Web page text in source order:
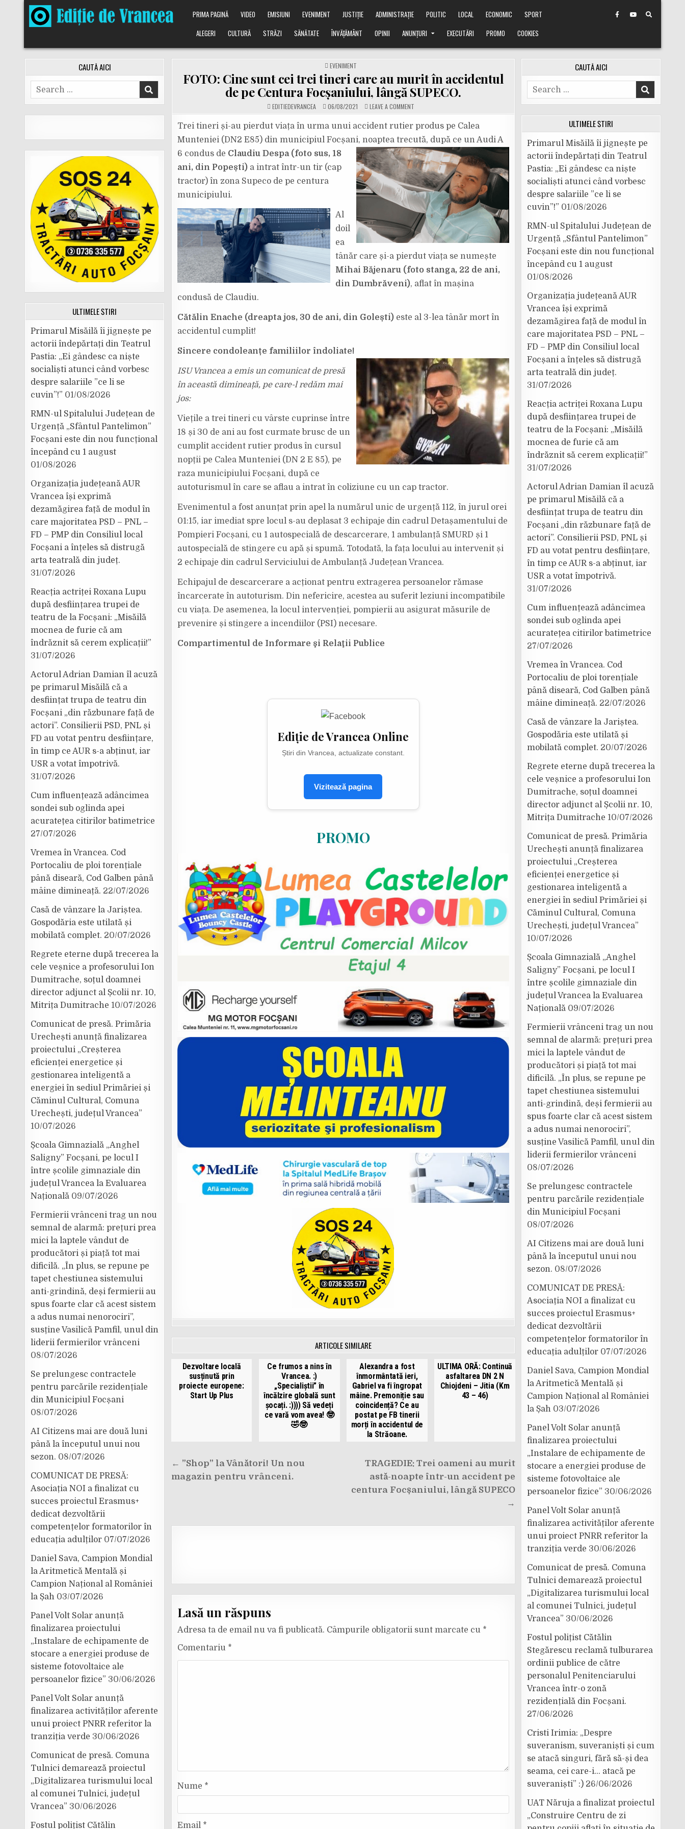
PRIMA PAGINĂ VIDEO EMISIUNI EVENIMENT JUSTIȚIE ADMINISTRAȚIE POLITIC LOCAL ECONOMIC
SPORT
ALEGERI
CULTURĂ STRĂZI SĂNĂTATE ÎNVĂȚĂMÂNT OPINII ANUNȚURI EXECUTĂRI PROMO COOKIES
POSTED
IN
EVENIMENT
FOTO: Cine sunt cei trei tineri care au murit în accidentul
de pe Centura Focșaniului, lângă SUPECO.
EDITIEDEVRANCEA 06/08/2021 LEAVE A COMMENTON
FOTO:
SUNT
CEI
TREI
TINERI
CARE
AU
MURIT
ÎN
ACCIDENTUL
DE
PE
CENTURA
FOCȘANIULUI,
LÂNGĂ
SUPECO.
Trei tineri și-au pierdut viața în urma unui accident rutier produs pe Calea
Munteniei (DN2 E85) din municipiul Focșani, noaptea trecută, după ce un Audi A
6 condus de Claudiu Despa (foto sus, 18
ani, din Popești)a intrat într-un tir (cap
tractor) în zona Supeco de pe centura
municipiului.
Al
doil
ea
tânăr care și-a pierdut viața se numește
Mihai Băjenaru (foto stanga, 22 de ani,
din Dumbrăveni), aflat în mașina
condusă de Claudiu.
Cătălin Enache (dreapta jos, 30 de ani, din Golești)este al 3-lea tânăr mort în
accidentul cumplit!
Sincere condoleanțe familiilor îndoliate!
ISU Vrancea a emis un comunicat de presă
în această dimineață, pe care-l redăm mai
jos:
Viețile a trei tineri cu vârste cuprinse între
18 și 30 de ani au fost curmate brusc de un
cumplit accident rutier produs în cursul
nopții pe Calea Munteniei (DN 2 E 85), pe
raza municipiului Focșani, după ce
autoturismul în care se aflau a intrat în coliziune cu un cap tractor.
Evenimentul a fost anunțat prin apel la numărul unic de urgență 112, în jurul orei
01:15, iar imediat spre locul s-au deplasat 3 echipaje din cadrul Detașamentului de
Pompieri Focșani, cu 1 autospecială de descarcerare, 1 ambulanță SMURD și 1
autospecială de stingere cu apă și spumă. Totodată, la fața locului au intervenit și
2 echipaje din cadrul Serviciului de Ambulanță Județean Vrancea.
Echipajul de descarcerare a acționat pentru extragerea persoanelor rămase
încarcerate în autoturism. Din nefericire, acestea au suferit leziuni incompatibile
cu viața. De asemenea, la locul intervenției, pompierii au asigurat măsurile de
prevenire și stingere a incendiilor (PSI) necesare.
Compartimentul de Informare şi Relaţii Publice
Ediție de Vrancea Online
Știri din Vrancea, actualizate constant.
Vizitează pagina
PROMO
ARTICOLE SIMILARE
Dezvoltare locală
susținută prin
proiecte europene:
Start Up Plus
Ce frumos a nins în
Vrancea. :)
„Specialiștii” în
încălzire globală sunt
șocați. :)))) Să vedeți
ce vară vom avea! 🤓
🤣🤓
Alexandra a fost
înmormântată ieri,
Gabriel va fi îngropat
mâine. Premoniție sau
coincidență? Ce au
postat pe FB tinerii
morți în accidentul de
la Străoane.
ULTIMA ORĂ: Continuă
asfaltarea DN 2 N
Chiojdeni – Jitia (Km
43 – 46)
Navigare
în
TRAGEDIE: Trei oameni au murit
astă-noapte într-un accident pe
centura Focșaniului, lângă SUPECO
→
← ”Shop” la Vânători! Un nou
magazin pentru vrânceni.
Lasă un răspuns
Adresa ta de email nu va fi publicată. Câmpurile obligatorii sunt marcate cu *
Comentariu *
Nume *
Email *
CAUTĂ AICI
Search
for:
ULTIMELE ȘTIRI
Primarul Misăilă îi jignește pe
actorii îndepărtați din Teatrul
Pastia: „Ei gândesc ca niște
socialiști atunci când vorbesc
despre salariile ”ce li se
cuvin”!” 01/08/2026
RMN-ul Spitalului Județean de
Urgență „Sfântul Pantelimon”
Focșani este din nou funcțional
începând cu 1 august
01/08/2026
Organizația județeană AUR
Vrancea își exprimă
dezamăgirea față de modul în
care majoritatea PSD – PNL –
FD – PMP din Consiliul local
Focșani a înțeles să distrugă
arta teatrală din județ.
31/07/2026
Reacția actriței Roxana Lupu
după desființarea trupei de
teatru de la Focșani: „Misăilă
mocnea de furie că am
îndrăznit să cerem explicații!”
31/07/2026
Actorul Adrian Damian îl acuză
pe primarul Misăilă că a
desființat trupa de teatru din
Focșani „din răzbunare față de
actori”. Consilierii PSD, PNL și
FD au votat pentru desființare,
în timp ce AUR s-a abținut, iar
USR a votat împotrivă.
31/07/2026
Cum influențează adâncimea
sondei sub oglinda apei
acuratețea citirilor batimetrice
27/07/2026
Vremea în Vrancea. Cod
Portocaliu de ploi torențiale
până diseară, Cod Galben până
mâine dimineață. 22/07/2026
Casă de vânzare la Jariștea.
Gospodăria este utilată și
mobilată complet. 20/07/2026
Regrete eterne după trecerea la
cele veșnice a profesorului Ion
Dumitrache, soțul doamnei
director adjunct al Școlii nr. 10,
Mitrița Dumitrache 10/07/2026
Comunicat de presă. Primăria
Urechești anunță finalizarea
proiectului „Creșterea
eficienței energetice și
gestionarea inteligentă a
energiei în sediul Primăriei și
Căminul Cultural, Comuna
Urechești, județul Vrancea”
10/07/2026
Școala Gimnazială „Anghel
Saligny” Focșani, pe locul I
între școlile gimnaziale din
județul Vrancea la Evaluarea
Națională 09/07/2026
Fermierii vrânceni trag un nou
semnal de alarmă: prețuri prea
mici la laptele vândut de
producători și piață tot mai
dificilă. „În plus, se repune pe
tapet chestiunea sistemului
anti-grindină, deși fermierii au
spus foarte clar că acest sistem
a adus numai nenorociri”,
susține Vasilică Pamfil, unul din
liderii fermierilor vrânceni
08/07/2026
Se prelungesc contractele
pentru parcările rezidențiale
din Municipiul Focșani
08/07/2026
AI Citizens mai are două luni
până la începutul unui nou
sezon. 08/07/2026
COMUNICAT DE PRESĂ:
Asociația NOI a finalizat cu
succes proiectul Erasmus+
dedicat dezvoltării
competențelor formatorilor în
educația adulților 07/07/2026
Daniel Sava, Campion Mondial
la Aritmetică Mentală și
Campion Național al României
la Șah 03/07/2026
Panel Volt Solar anunță
finalizarea proiectului
„Instalare de echipamente de
stocare a energiei produse de
sisteme fotovoltaice ale
persoanelor fizice” 30/06/2026
Panel Volt Solar anunță
finalizarea activităților aferente
unui proiect PNRR referitor la
tranziția verde 30/06/2026
Comunicat de presă. Comuna
Tulnici demarează proiectul
„Digitalizarea turismului local
al comunei Tulnici, județul
Vrancea” 30/06/2026
Fostul polițist Cătălin
CAUTĂ AICI
Search
for:
ULTIMELE ȘTIRI
Primarul Misăilă îi jignește pe
actorii îndepărtați din Teatrul
Pastia: „Ei gândesc ca niște
socialiști atunci când vorbesc
despre salariile ”ce li se
cuvin”!” 01/08/2026
RMN-ul Spitalului Județean de
Urgență „Sfântul Pantelimon”
Focșani este din nou funcțional
începând cu 1 august
01/08/2026
Organizația județeană AUR
Vrancea își exprimă
dezamăgirea față de modul în
care majoritatea PSD – PNL –
FD – PMP din Consiliul local
Focșani a înțeles să distrugă
arta teatrală din județ.
31/07/2026
Reacția actriței Roxana Lupu
după desființarea trupei de
teatru de la Focșani: „Misăilă
mocnea de furie că am
îndrăznit să cerem explicații!”
31/07/2026
Actorul Adrian Damian îl acuză
pe primarul Misăilă că a
desființat trupa de teatru din
Focșani „din răzbunare față de
actori”. Consilierii PSD, PNL și
FD au votat pentru desființare,
în timp ce AUR s-a abținut, iar
USR a votat împotrivă.
31/07/2026
Cum influențează adâncimea
sondei sub oglinda apei
acuratețea citirilor batimetrice
27/07/2026
Vremea în Vrancea. Cod
Portocaliu de ploi torențiale
până diseară, Cod Galben până
mâine dimineață. 22/07/2026
Casă de vânzare la Jariștea.
Gospodăria este utilată și
mobilată complet. 20/07/2026
Regrete eterne după trecerea la
cele veșnice a profesorului Ion
Dumitrache, soțul doamnei
director adjunct al Școlii nr. 10,
Mitrița Dumitrache 10/07/2026
Comunicat de presă. Primăria
Urechești anunță finalizarea
proiectului „Creșterea
eficienței energetice și
gestionarea inteligentă a
energiei în sediul Primăriei și
Căminul Cultural, Comuna
Urechești, județul Vrancea”
10/07/2026
Școala Gimnazială „Anghel
Saligny” Focșani, pe locul I
între școlile gimnaziale din
județul Vrancea la Evaluarea
Națională 09/07/2026
Fermierii vrânceni trag un nou
semnal de alarmă: prețuri prea
mici la laptele vândut de
producători și piață tot mai
dificilă. „În plus, se repune pe
tapet chestiunea sistemului
anti-grindină, deși fermierii au
spus foarte clar că acest sistem
a adus numai nenorociri”,
susține Vasilică Pamfil, unul din
liderii fermierilor vrânceni
08/07/2026
Se prelungesc contractele
pentru parcările rezidențiale
din Municipiul Focșani
08/07/2026
AI Citizens mai are două luni
până la începutul unui nou
sezon. 08/07/2026
COMUNICAT DE PRESĂ:
Asociația NOI a finalizat cu
succes proiectul Erasmus+
dedicat dezvoltării
competențelor formatorilor în
educația adulților 07/07/2026
Daniel Sava, Campion Mondial
la Aritmetică Mentală și
Campion Național al României
la Șah 03/07/2026
Panel Volt Solar anunță
finalizarea proiectului
„Instalare de echipamente de
stocare a energiei produse de
sisteme fotovoltaice ale
persoanelor fizice” 30/06/2026
Panel Volt Solar anunță
finalizarea activităților aferente
unui proiect PNRR referitor la
tranziția verde 30/06/2026
Comunicat de presă. Comuna
Tulnici demarează proiectul
„Digitalizarea turismului local
al comunei Tulnici, județul
Vrancea” 30/06/2026
Fostul polițist Cătălin
Stegărescu reclamă tulburarea
ordinii publice de către
personalul Penitenciarului
Vrancea într-o zonă
rezidențială din Focșani.
27/06/2026
Cristi Irimia: „Despre
suveranism, suveraniști și cum
se atacă singuri, fără să-și dea
seama, cei care-i… atacă pe
suveraniști” :) 26/06/2026
UAT Năruja a finalizat proiectul
„Construire Centru de zi